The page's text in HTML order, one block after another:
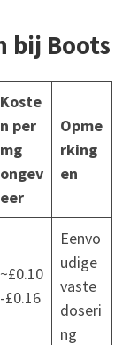
bij Boots
Koste
n per
mg
ongev
eer
Opme
rking
en
~£0.10
-£0.16
Eenvo
udige
vaste
doseri
ng